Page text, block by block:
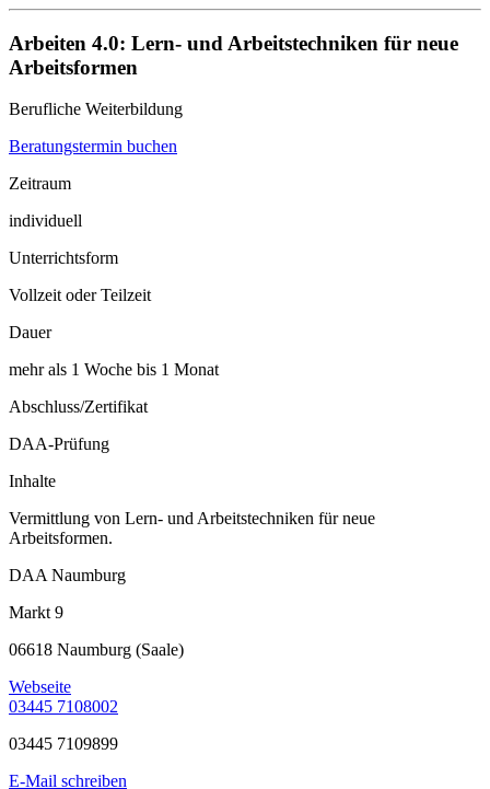
Arbeiten 4.0: Lern- und Arbeitstechniken für neue
Arbeitsformen
Berufliche Weiterbildung
Beratungstermin buchen
Zeitraum
individuell
Unterrichtsform
Vollzeit oder Teilzeit
Dauer
mehr als 1 Woche bis 1 Monat
Abschluss/Zertifikat
DAA-Prüfung
Inhalte
Vermittlung von Lern- und Arbeitstechniken für neue
Arbeitsformen.
DAA Naumburg
Markt 9
06618 Naumburg (Saale)
Webseite
03445 7108002
03445 7109899
E-Mail schreiben